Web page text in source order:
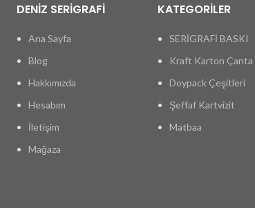
DENİZ SERİGRAFİ
Ana Sayfa
Blog
Hakkımızda
Hesabım
İletişim
Mağaza
KATEGORİLER
SERİGRAFİ BASKI
Kraft Karton Çanta
Doypack Çeşitleri
Şeffaf Kartvizit
Matbaa